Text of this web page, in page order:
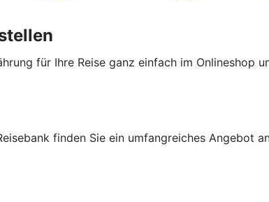
für Ihre Reise ganz einfach im Onlineshop
finden Sie ein umfangreiches Angebot